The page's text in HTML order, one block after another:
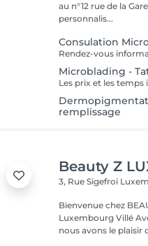
au n°12 rue de la Gare, dit Jong Mëtt.
personnalis...
Consulation
Microblading -
remplissage
Beauty Z
3, Rue Sigefroi
Bienvenue chez
Luxembourg Villé Avec 20 ans d'expérience en Russie et en France,
nous avons le plaisir